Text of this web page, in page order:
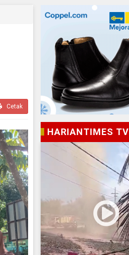
Cetak
HARIANTIMES TV